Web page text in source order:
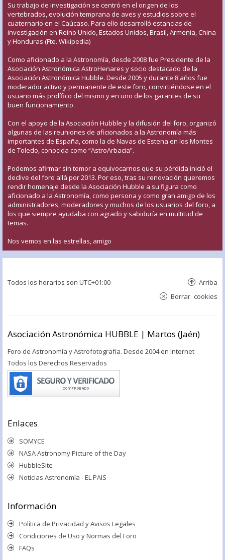
Su trabajo de investigación se centró en el origen de los
vertebrados, evolución temprana de aves y estudios sobre el
cuaternario en el Caúcaso. Para ello desarrolló estancias de
investigación en Reino Unido, Estados Unidos, Brasil, Armenia, China
y Honduras (Fte. Wikipedia)
Como aficionado a la Astronomía, desde 2008 fue Presidente de la
Asociación Astronómica AstroHenares y socio destacado de la
Asociación Astronómica Hubble. Desde 2005 y durante 8 años fue
moderador activo y permanente de este foro, convirtiéndose en el
usuario más prolífico del mismo y en uno de los garantes de su
buen funcionamiento.
Con el apoyo de la Asociación Hubble y la difusión del foro, organizó
algunas de las reuniones de aficionados a la Astronomía más
importantes de España, como la de Navas de Estena en los Montes
de Toledo, conocida como “AstroArbacia”.
Podemos afirmar sin temor a equivocarnos que su pérdida inició el
declive del foro allá por 2013. Por eso, tras su renovación queremos
rendir homenaje desde la Asociación Hubble a su figura como
aficionado a la Astronomía, como persona y como gran amigo de los
administradores, moderadores y muchos de los usuarios del foro, a
los que siempre ayudaba con agrado y sabiduría en multitud de
temas.
Nos vemos en las estrellas, amigo
Todos los horarios son UTC+01:00 Arriba
Borrar cookies
Asociación Astronómica HUBBLE | Martos (Jaén)
Foro de Astronomía y Astrofotografía. Desde 2004 en Internet
Todos los Derechos Reservados
Enlaces
SOMYCE
NASA Astronomy Picture of the Day
HubbleSite
Noticias Astronomía - EL PAIS
Información
Política de Privacidad y Avisos Legales
Condiciones de Uso y Normas del Foro
FAQs